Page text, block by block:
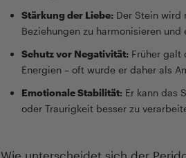
Stärkung der Liebe: Der Stein wird
Beziehungen zu harmonisieren
Schutz vor Negativität: Früher galt
Energien – oft wurde er daher als
Emotionale Stabilität: Er kann das
oder Traurigkeit besser zu
Wie unterscheidet sich der